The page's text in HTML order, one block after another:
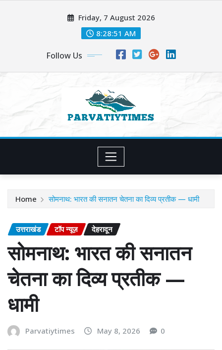
Friday, 7 August 2026
8:28:52 AM
Follow Us
Home सोमनाथ: भारत की सनातन चेतना का दिव्य प्रतीक — धामी
उत्तराखंड टॉप न्यूज़ देहरादून
सोमनाथ: भारत की सनातन
चेतना का दिव्य प्रतीक —
धामी
Parvatiytimes May 8, 2026 0